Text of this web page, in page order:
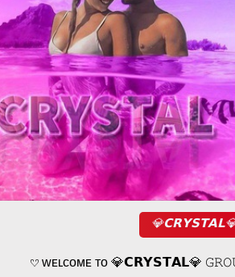
𔘓 ᴡᴇʟᴄᴏᴍᴇ ᴛᴏ 💎𝗖𝗥𝗬𝗦𝗧𝗔𝗟💎